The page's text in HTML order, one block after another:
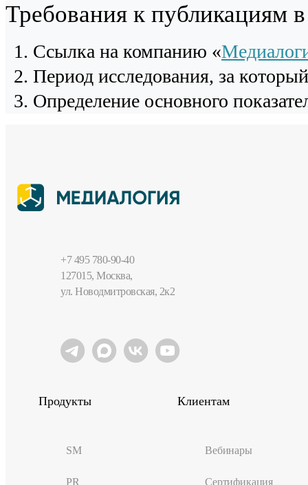
Требования к публикациям
Cсылка на компанию «
Период исследования, за
Определение основного
+7 495 780-90-40
127015, Москва,
ул. Новодмитровская, 2к2
Продукты
SM
PR
Клиентам
Вебинары
Сертификация